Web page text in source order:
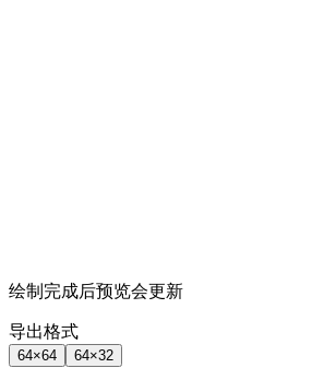
绘制完成后预览会更新
导出格式
64×64 64×32